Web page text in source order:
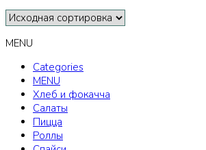
MENU
Categories
MENU
Хлеб и фокачча
Салаты
Пицца
Роллы